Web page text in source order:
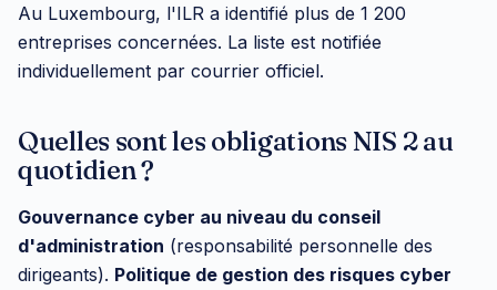
Au Luxembourg, l'ILR a identifié plus de 1 200
entreprises concernées. La liste est notifiée
individuellement par courrier officiel.
Quelles sont les obligations NIS 2 au
quotidien ?
Gouvernance cyber au niveau du conseil
d'administration (responsabilité personnelle des
dirigeants). Politique de gestion des risques cyber